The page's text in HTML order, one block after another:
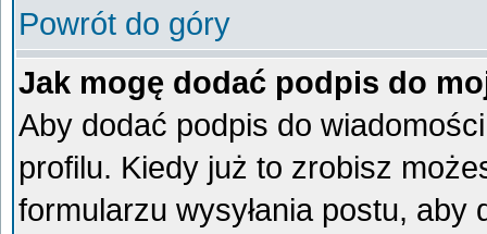
Powrót do góry
Jak mogę dodać podpis do
Aby dodać podpis do
profilu. Kiedy już to zrobisz
formularzu wysyłania postu,